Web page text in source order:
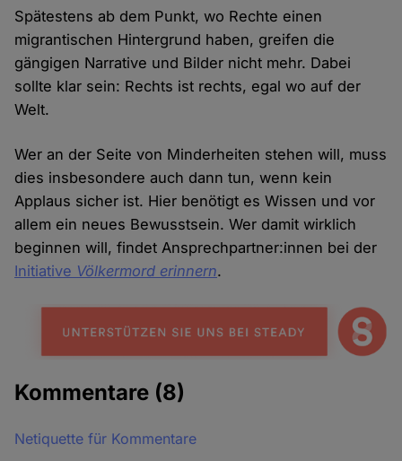
Spätestens ab dem Punkt, wo Rechte einen
migrantischen Hintergrund haben, greifen die
gängigen Narrative und Bilder nicht mehr. Dabei
sollte klar sein: Rechts ist rechts, egal wo auf der
Welt.
Wer an der Seite von Minderheiten stehen will, muss
dies insbesondere auch dann tun, wenn kein
Applaus sicher ist. Hier benötigt es Wissen und vor
allem ein neues Bewusstsein. Wer damit wirklich
beginnen will, findet Ansprechpartner:innen bei der
Initiative Völkermord erinnern.
Kommentare (8)
Netiquette für Kommentare